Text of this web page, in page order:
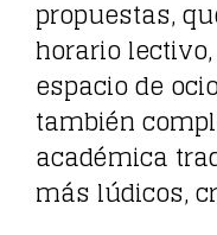
propuestas,
horario
espacio de
también
académica
más lúdicos,